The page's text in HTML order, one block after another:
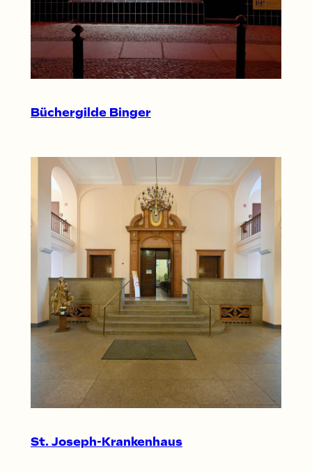
Büchergilde Binger
St. Joseph-Krankenhaus